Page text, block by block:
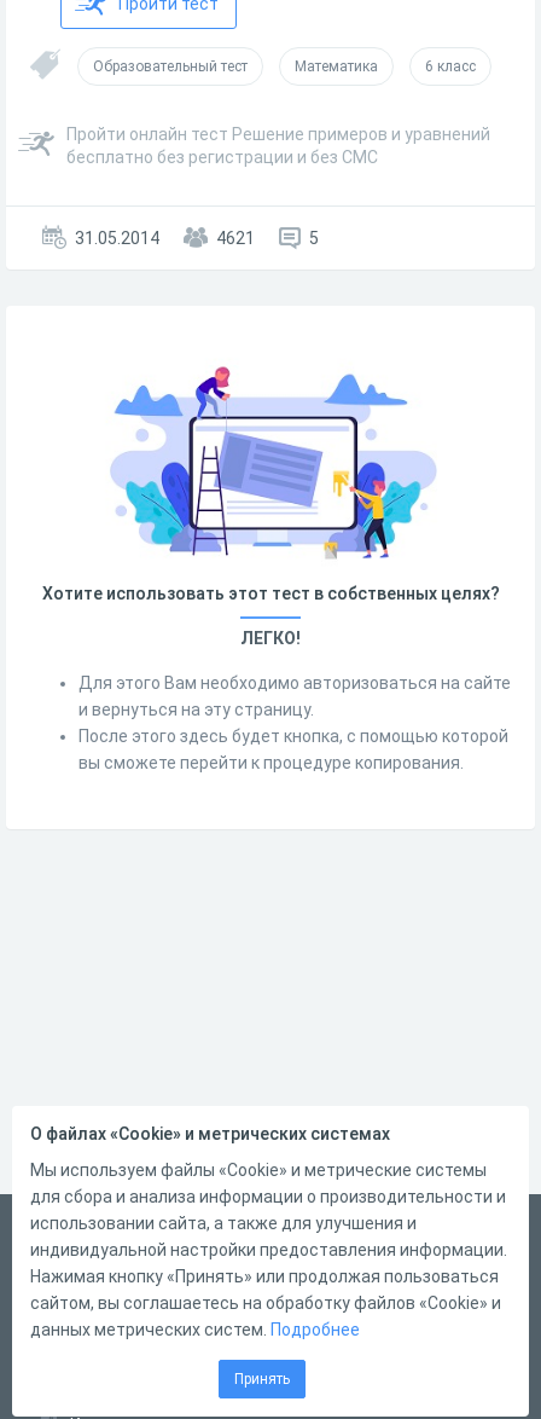
Образовательный тест Математика 6 класс
Пройти онлайн тест Решение примеров и уравнений
бесплатно без регистрации и без СМС
31.05.2014 4621 5
Хотите использовать этот тест в собственных целях?
ЛЕГКО!
Для этого Вам необходимо авторизоваться на сайте
и вернуться на эту страницу.
После этого здесь будет кнопка, с помощью которой
вы сможете перейти к процедуре копирования.
Русский
Справка
Форма обратной связи
О файлах «Cookie» и метрических системах
Мы используем файлы «Cookie» и метрические системы
для сбора и анализа информации о производительности и
использовании сайта, а также для улучшения и
индивидуальной настройки предоставления информации.
Нажимая кнопку «Принять» или продолжая пользоваться
сайтом, вы соглашаетесь на обработку файлов «Cookie» и
данных метрических систем. Подробнее
Принять